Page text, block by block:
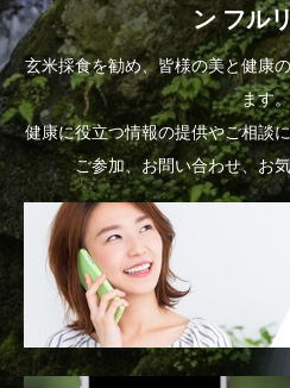
ン フル
玄米採食を勧め、皆様の美と健康
ます。
健康に役立つ情報の提供やご相談
ご参加、お問い合わせ、お